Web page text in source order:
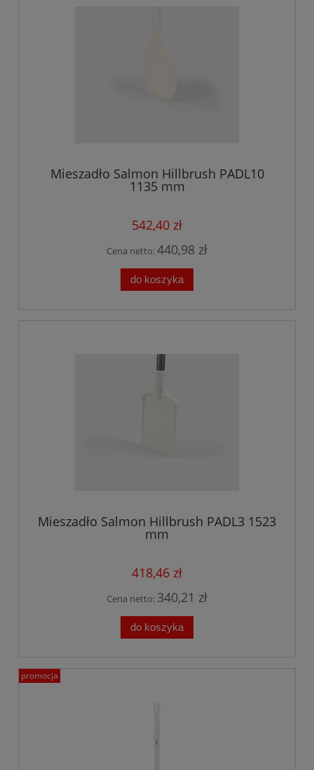
Mieszadło Salmon Hillbrush PADL10
1135 mm
542,40 zł
Cena netto:440,98 zł
do koszyka
Mieszadło Salmon Hillbrush PADL3 1523
mm
418,46 zł
Cena netto: 340,21 zł
do koszyka
promocja